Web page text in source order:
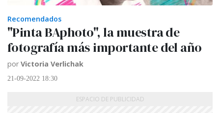
Recomendados
"Pinta BAphoto", la muestra de
fotografía más importante del año
porVictoria Verlichak
21-09-2022 18:30